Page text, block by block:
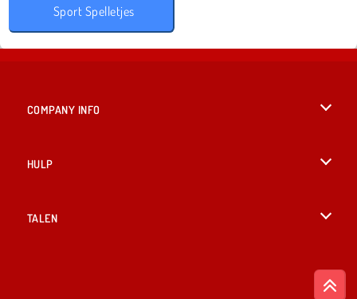
Sport Spelletjes
COMPANY INFO
HULP
TALEN